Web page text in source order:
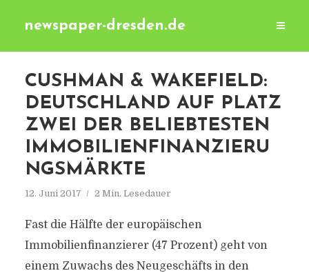
newspaper-dresden.de
CUSHMAN & WAKEFIELD:
DEUTSCHLAND AUF PLATZ
ZWEI DER BELIEBTESTEN
IMMOBILIENFINANZIERU
NGSMÄRKTE
12. Juni 2017 2 Min. Lesedauer
Fast die Hälfte der europäischen
Immobilienfinanzierer (47 Prozent) geht von
einem Zuwachs des Neugeschäfts in den